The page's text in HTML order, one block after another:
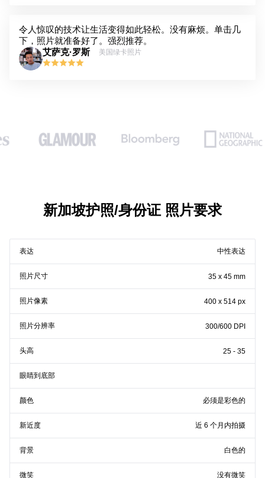
令人惊叹的技术让生活变得如此轻松。没有麻烦。单击几
下，照片就准备好了。强烈推荐。
艾萨克·罗斯
美国绿卡照片
新加坡护照/身份证 照片要求
表达 中性表达
照片尺寸 35 x 45 mm
照片像素 400 x 514 px
照片分辨率 300/600 DPI
头高 25 - 35
眼睛到底部
颜色 必须是彩色的
新近度 近 6 个月内拍摄
背景 白色的
微笑 没有微笑